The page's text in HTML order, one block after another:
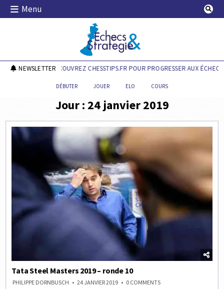
Skip
Menu
Echecs & Stratégie
NEWSLETTERDÉCOUVREZ CHESSTIPS.FR POUR PROGRESSER AUX ÉCHECS !
DÉBUTER JOUER ELO COURS
Jour : 24 janvier 2019
Tata Steel Masters 2019 – ronde 10
PHILIPPE DORNBUSCH 24 JANVIER 2019 0 COMMENTSON